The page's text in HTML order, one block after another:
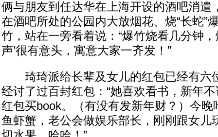
俩与朋友到任达华在上海开设的酒吧消遣
在酒吧所处的公园内大放烟花、烧“长蛇”
竹，站在一旁看着说：“爆竹烧看几分钟
声’很有意头，寓意大家一齐发！”
琦琦派给长辈及女儿的红包已经有六
经讨了过百封红包：“她喜欢看书，新年不
红包买book。（有没有发新年财？）今晚
鱼虾蟹，老公会做娱乐部长，刚刚跟女儿